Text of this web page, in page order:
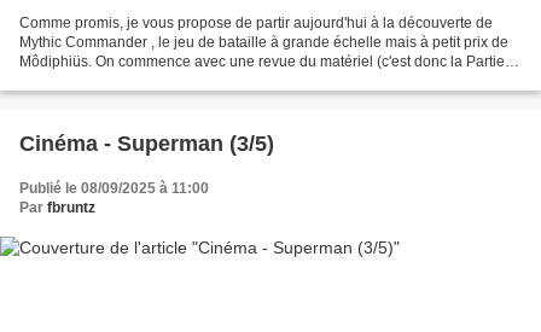
Comme promis, je vous propose de partir aujourd'hui à la découverte de
Mythic Commander , le jeu de bataille à grande échelle mais à petit prix de
Môdiphiüs. On commence avec une revue du matériel (c'est donc la Partie 1)
Cinéma - Superman (3/5)
Publié le 08/09/2025 à 11:00
Par fbruntz